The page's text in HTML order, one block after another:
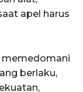
apel harus
memedomani
berlaku,